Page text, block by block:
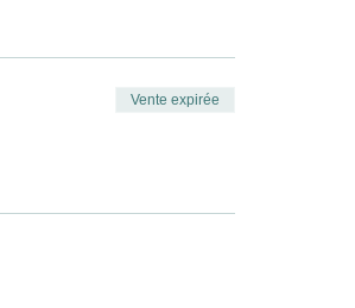
totale est dûe.
Vente expirée